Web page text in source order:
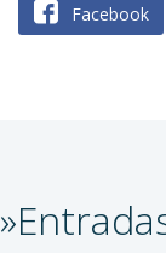
Facebook